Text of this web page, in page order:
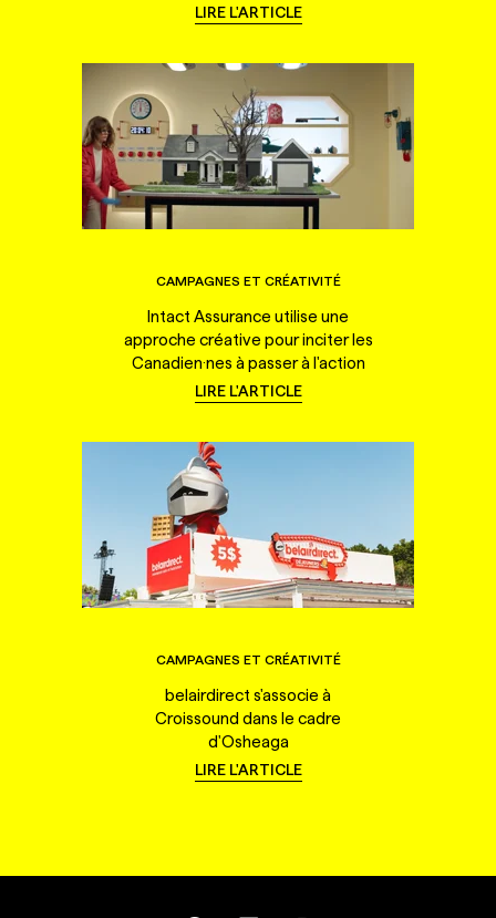
LIRE L'ARTICLE
CAMPAGNES ET CRÉATIVITÉ
Intact Assurance utilise une
approche créative pour inciter les
Canadien·nes à passer à l'action
LIRE L'ARTICLE
CAMPAGNES ET CRÉATIVITÉ
belairdirect s'associe à
Croissound dans le cadre
d'Osheaga
LIRE L'ARTICLE